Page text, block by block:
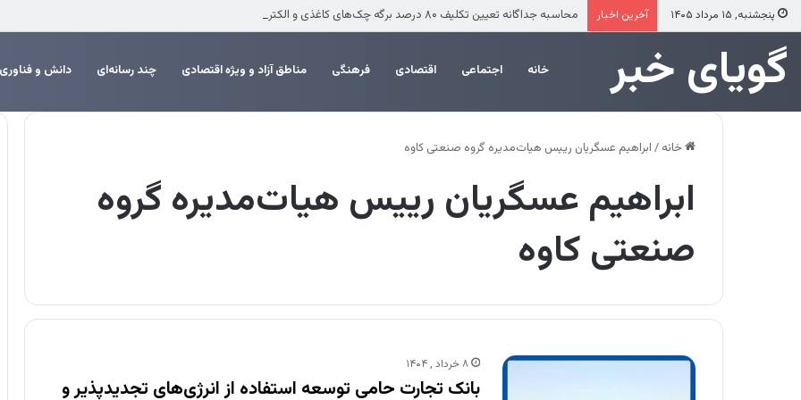
پنجشنبه, ۱۵ مرداد ۱۴۰۵ آخرین اخبار محاسبه جداگانه تعیین تکلیف ۸۰ درصد برگه چک‌های کاغذی و الکترونیکی هنگام درخواست دسته چک
‌‌‌گویای خبر خانه اجتماعی اقتصادی فرهنگی مناطق آزاد و ویژه اقتصادی چند رسانه‌ای دانش و فناوری
خانه / ابراهیم عسگریان رییس هیات‌مدیره گروه صنعتی کاوه
ابراهیم عسگریان رییس هیات‌مدیره گروه
صنعتی کاوه
۸ خرداد , ۱۴۰۴
بانک تجارت حامی توسعه استفاده از انرژی‌های تجدیدپذیر و